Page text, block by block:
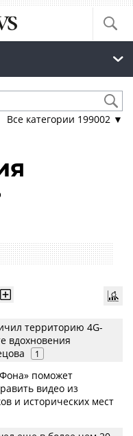
Все категории 199002 ▼
территорию 4G-
вдохновения
1
поможет
видео из
и исторических мест